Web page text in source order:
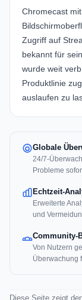
Chromecast
Zugriff auf
bekannt für
wurde weit
Produktlinie
auslaufen zu
Globale
24/7-
Probleme
Echtzeit-
Erweiterte
und
Community-
Von Nutzern
Überwachung
Diese Seite zeigt